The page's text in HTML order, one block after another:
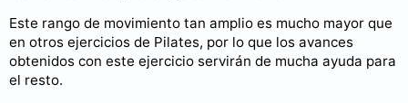
Este rango de movimiento tan amplio es mucho mayor que
en otros ejercicios de Pilates, por lo que los avances
obtenidos con este ejercicio servirán de mucha ayuda para
el resto.